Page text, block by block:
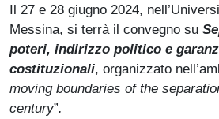
Il 27 e 28 giugno 2024,
Messina, si terrà il convegno su
poteri, indirizzo politico e
costituzionali, organizzato
moving boundaries of the
century”.